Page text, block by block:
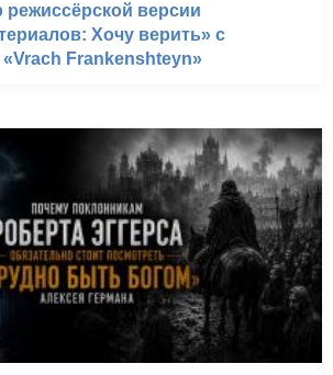
версии
Хочу верить» с
Frankenshteyn»